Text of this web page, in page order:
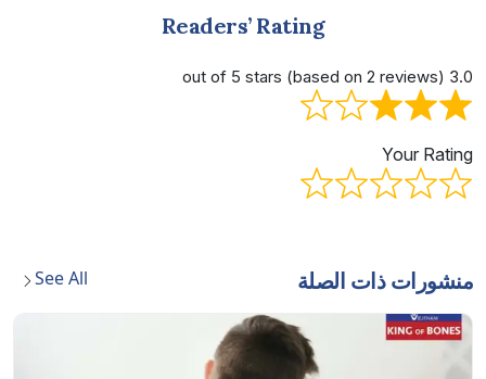
Readers’ Rating
3.0 out of 5 stars (based on 2 reviews)
Your Rating
منشورات ذات الصلة See All